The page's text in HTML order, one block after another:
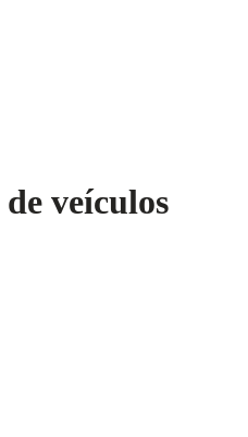
veículos